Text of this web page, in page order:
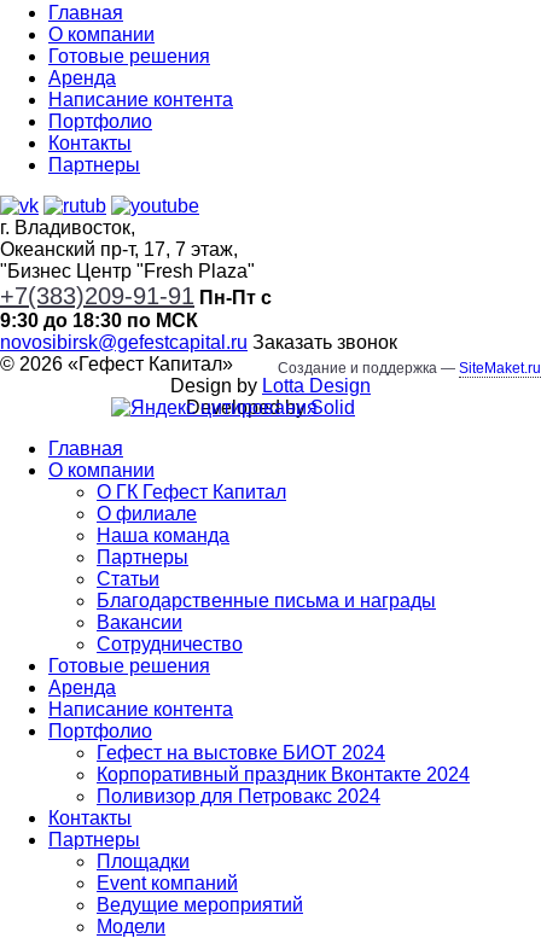
Главная
О компании
Готовые решения
Аренда
Написание контента
Портфолио
Контакты
Партнеры
г. Владивосток,
Океанский пр-т, 17, 7 этаж,
"Бизнес Центр "Fresh Plaza"
+7(383)209-91-91 Пн-Пт с
9:30 до 18:30 по МСК
novosibirsk@gefestcapital.ru Заказать звонок
© 2026 «Гефест Капитал» Создание и поддержка — SiteMaket.ru
Design by Lotta Design
Developed bySolid
Главная
О компании
О ГК Гефест Капитал
О филиале
Наша команда
Партнеры
Статьи
Благодарственные письма и награды
Вакансии
Сотрудничество
Готовые решения
Аренда
Написание контента
Портфолио
Гефест на выстовке БИОТ 2024
Корпоративный праздник Вконтакте 2024
Поливизор для Петровакс 2024
Контакты
Партнеры
Площадки
Event компаний
Ведущие мероприятий
Модели